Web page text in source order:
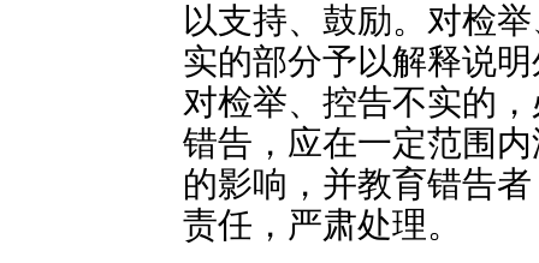
以支持、鼓励。对检
实的部分予以解释说
对检举、控告不实的
错告，应在一定范围
的影响，并教育错告
责任，严肃处理。